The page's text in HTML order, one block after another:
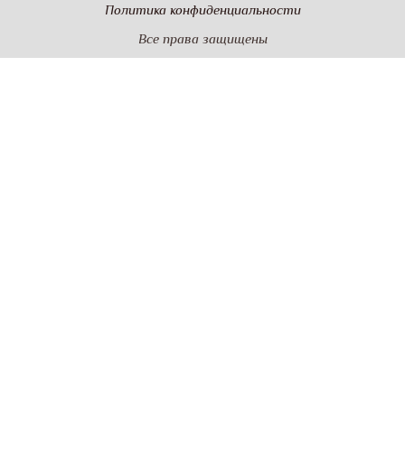
Политика конфиденциальности
Все права защищены